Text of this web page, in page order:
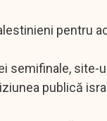
pentru
semifinale,
publică